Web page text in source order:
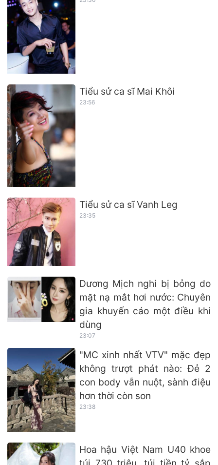
Tiểu sử ca sĩ Mai Khôi
23:56
Tiểu sử ca sĩ Vanh Leg
23:35
Dương Mịch nghi bị bỏng do
mặt nạ mắt hơi nước: Chuyên
gia khuyến cáo một điều khi
dùng
23:07
"MC xinh nhất VTV" mặc đẹp
không trượt phát nào: Đẻ 2
con body vẫn nuột, sành điệu
hơn thời còn son
23:38
Hoa hậu Việt Nam U40 khoe